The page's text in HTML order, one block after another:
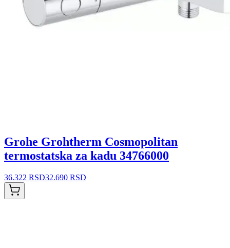
Grohe Grohtherm Cosmopolitan
termostatska za kadu 34766000
36.322 RSD32.690 RSD